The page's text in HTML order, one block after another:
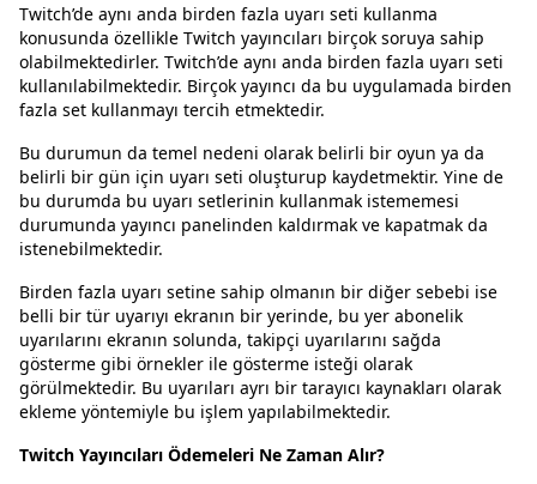
Twitch’de aynı anda birden fazla uyarı seti kullanma
konusunda özellikle Twitch yayıncıları birçok soruya sahip
olabilmektedirler. Twitch’de aynı anda birden fazla uyarı seti
kullanılabilmektedir. Birçok yayıncı da bu uygulamada birden
fazla set kullanmayı tercih etmektedir.
Bu durumun da temel nedeni olarak belirli bir oyun ya da
belirli bir gün için uyarı seti oluşturup kaydetmektir. Yine de
bu durumda bu uyarı setlerinin kullanmak istememesi
durumunda yayıncı panelinden kaldırmak ve kapatmak da
istenebilmektedir.
Birden fazla uyarı setine sahip olmanın bir diğer sebebi ise
belli bir tür uyarıyı ekranın bir yerinde, bu yer abonelik
uyarılarını ekranın solunda, takipçi uyarılarını sağda
gösterme gibi örnekler ile gösterme isteği olarak
görülmektedir. Bu uyarıları ayrı bir tarayıcı kaynakları olarak
ekleme yöntemiyle bu işlem yapılabilmektedir.
Twitch Yayıncıları Ödemeleri Ne Zaman Alır?